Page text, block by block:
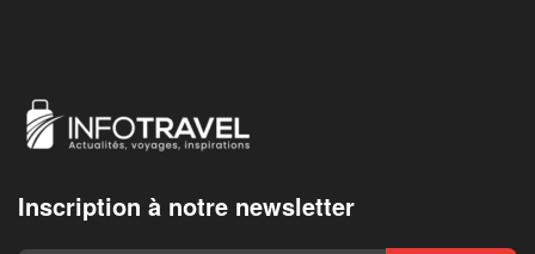
Inscription à notre newsletter